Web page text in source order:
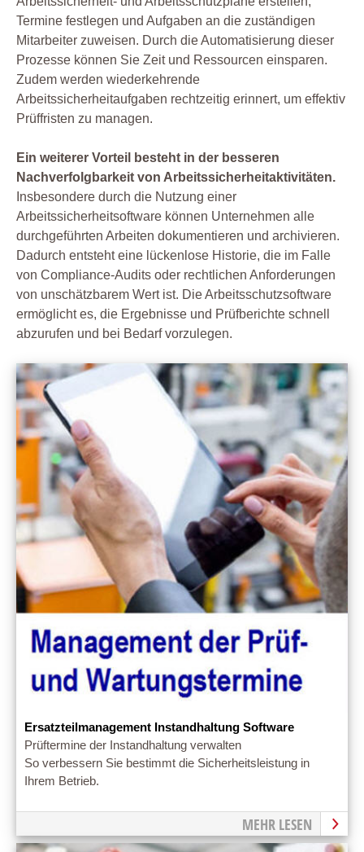
Termine festlegen und Aufgaben an die zuständigen
Mitarbeiter zuweisen. Durch die Automatisierung dieser
Prozesse können Sie Zeit und Ressourcen einsparen.
Zudem werden wiederkehrende
Arbeitssicherheitaufgaben rechtzeitig erinnert, um effektiv
Prüffristen zu managen.
Ein weiterer Vorteil besteht in der besseren
Nachverfolgbarkeit von Arbeitssicherheitaktivitäten.
Insbesondere durch die Nutzung einer
Arbeitssicherheitsoftware können Unternehmen alle
durchgeführten Arbeiten dokumentieren und archivieren.
Dadurch entsteht eine lückenlose Historie, die im Falle
von Compliance-Audits oder rechtlichen Anforderungen
von unschätzbarem Wert ist. Die Arbeitsschutzsoftware
ermöglicht es, die Ergebnisse und Prüfberichte schnell
abzurufen und bei Bedarf vorzulegen.
Ersatzteilmanagement Instandhaltung Software
Prüftermine der Instandhaltung verwalten
So verbessern Sie bestimmt die Sicherheitsleistung in
Ihrem Betrieb.
MEHR LESEN